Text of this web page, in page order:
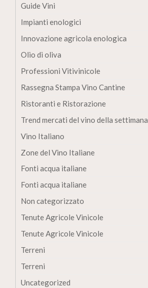
Guide Vini
Impianti enologici
Innovazione agricola enologica
Olio di oliva
Professioni Vitivinicole
Rassegna Stampa Vino Cantine
Ristoranti e Ristorazione
Trend mercati del vino della settimana
Vino Italiano
Zone del Vino Italiane
Fonti acqua italiane
Fonti acqua italiane
Non categorizzato
Tenute Agricole Vinicole
Tenute Agricole Vinicole
Terreni
Terreni
Uncategorized